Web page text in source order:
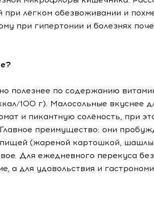
при лёгком обезвоживании и
при гипертонии и болезнях
полезнее по содержанию
100 г). Малосольные вкуснее
и пикантную солёность, при
преимущество: они
пищей (жареной картошкой,
Для ежедневного перекуса
а для удовольствия и